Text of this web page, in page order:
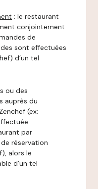
: le restaurant
conjointement
de
sont effectuées
d’un tel
ou des
auprès du
(ex:
par
réservation
alors le
d’un tel